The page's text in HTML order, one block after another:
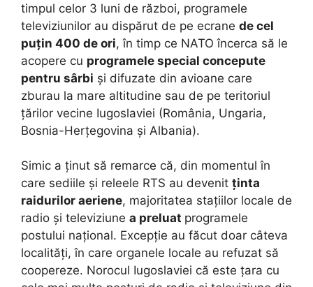
timpul celor 3 luni de război, programele
televiziunilor au dispărut de pe ecrane de cel
puțin 400 de ori, în timp ce NATO încerca să le
acopere cu programele special concepute
pentru sârbi și difuzate din avioane care
zburau la mare altitudine sau de pe teritoriul
țărilor vecine Iugoslaviei (România, Ungaria,
Bosnia-Herțegovina și Albania).
Simic a ținut să remarce că, din momentul în
care sediile și releele RTS au devenit ținta
raidurilor aeriene, majoritatea stațiilor locale de
radio și televiziune a preluat programele
postului național. Excepție au făcut doar câteva
localități, în care organele locale au refuzat să
coopereze. Norocul Iugoslaviei că este țara cu